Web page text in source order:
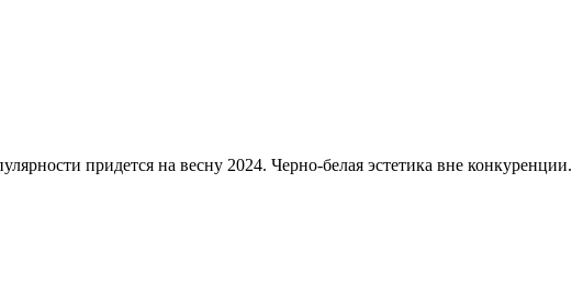
придется на весну 2024. Черно-белая эстетика вне конкуренции.